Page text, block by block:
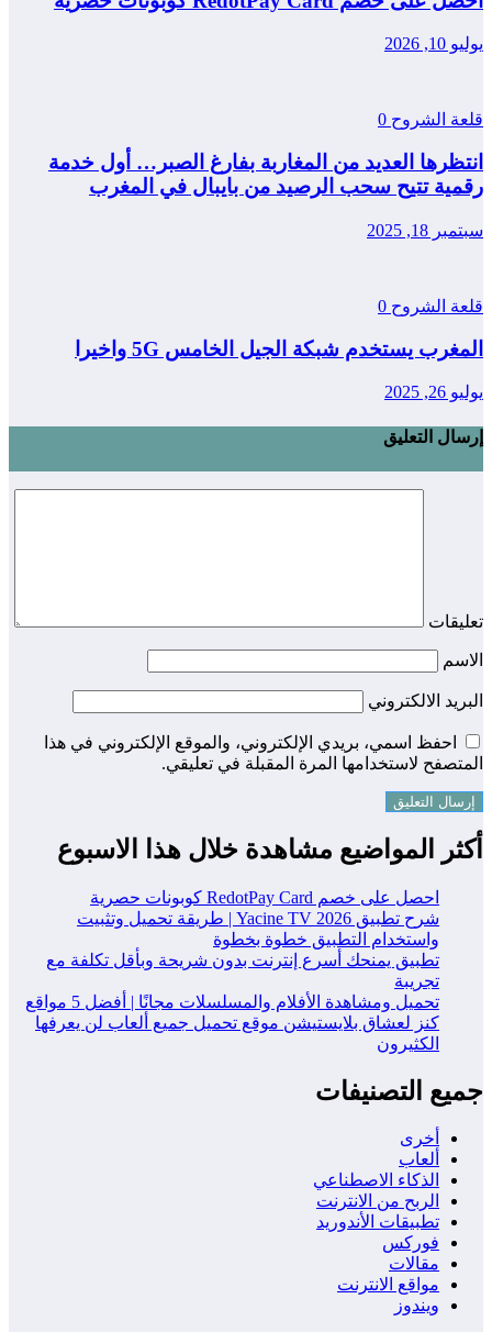
يوليو 10, 2026
قلعة الشروح 0
انتظرها العديد من المغاربة بفارغ الصبر… أول خدمة
رقمية تتيح سحب الرصيد من بايبال في المغرب
سبتمبر 18, 2025
قلعة الشروح 0
المغرب يستخدم شبكة الجيل الخامس 5G واخيرا
يوليو 26, 2025
إرسال التعليق
تعليقات
الاسم
البريد الالكتروني
احفظ اسمي، بريدي الإلكتروني، والموقع الإلكتروني في هذا
المتصفح لاستخدامها المرة المقبلة في تعليقي.
أكثر المواضيع مشاهدة خلال هذا الاسبوع
احصل على خصم RedotPay Card كوبونات حصرية
شرح تطبيق Yacine TV 2026 | طريقة تحميل وتثبيت
واستخدام التطبيق خطوة بخطوة
تطبيق يمنحك أسرع إنترنت بدون شريحة وبأقل تكلفة مع
تجريبة
تحميل ومشاهدة الأفلام والمسلسلات مجانًا | أفضل 5 مواقع
كنز لعشاق بلايستيشن موقع تحميل جميع ألعاب لن يعرفها
الكثيرون
جميع التصنيفات
أخرى
ألعاب
الذكاء الاصطناعي
الربح من الانترنت
تطبيقات الأندوريد
فوركس
مقالات
مواقع الانترنت
ويندوز